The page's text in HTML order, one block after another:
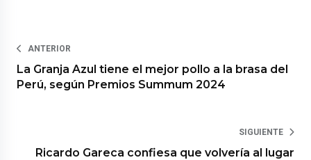
ANTERIOR
La Granja Azul tiene el mejor pollo a la brasa del
Perú, según Premios Summum 2024
SIGUIENTE
Ricardo Gareca confiesa que volvería al lugar